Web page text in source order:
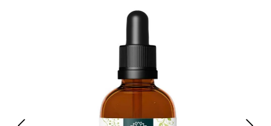
Bildergalerie überspringen